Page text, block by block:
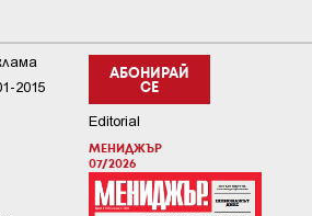
АБОНИРАЙ
СЕ
Editorial
МЕНИДЖЪР
07/2026
2015